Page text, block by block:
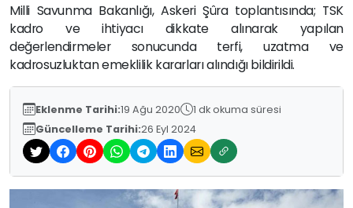
Milli Savunma Bakanlığı, Askeri Şûra toplantısında; TSK
kadro ve ihtiyacı dikkate alınarak yapılan
değerlendirmeler sonucunda terfi, uzatma ve
kadrosuzluktan emeklilik kararları alındığı bildirildi.
Eklenme Tarihi:19 Ağu 2020
1 dk okuma süresi
Güncelleme Tarihi:26 Eyl 2024